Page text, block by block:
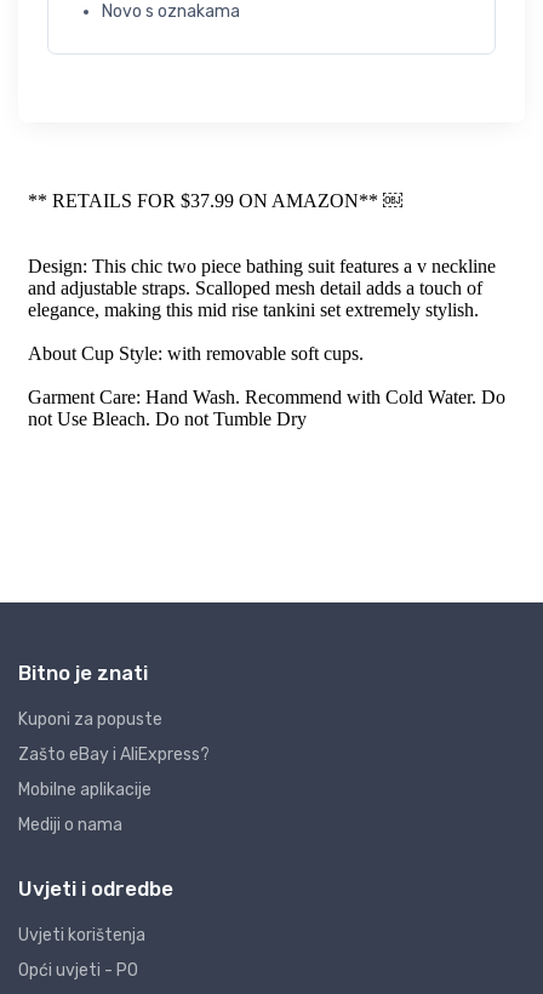
Novo s oznakama
Bitno je znati
Kuponi za popuste
Zašto eBay i AliExpress?
Mobilne aplikacije
Mediji o nama
Uvjeti i odredbe
Uvjeti korištenja
Opći uvjeti - PO